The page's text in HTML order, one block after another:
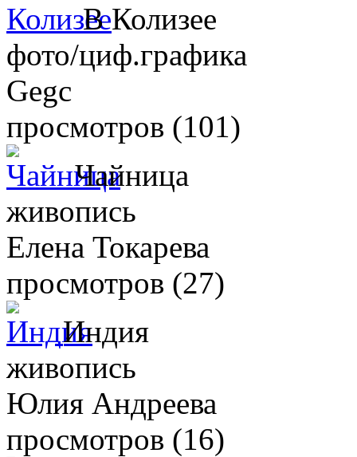
В Колизее
фото/циф.графика
Gegc
просмотров (101)
Чайница
живопись
Елена Токарева
просмотров (27)
Индия
живопись
Юлия Андреева
просмотров (16)